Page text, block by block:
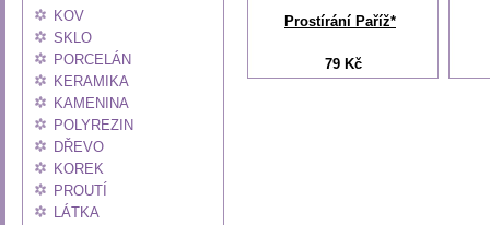
KOV
SKLO
PORCELÁN
KERAMIKA
KAMENINA
POLYREZIN
DŘEVO
KOREK
PROUTÍ
LÁTKA
Prostírání Paříž*
79 Kč